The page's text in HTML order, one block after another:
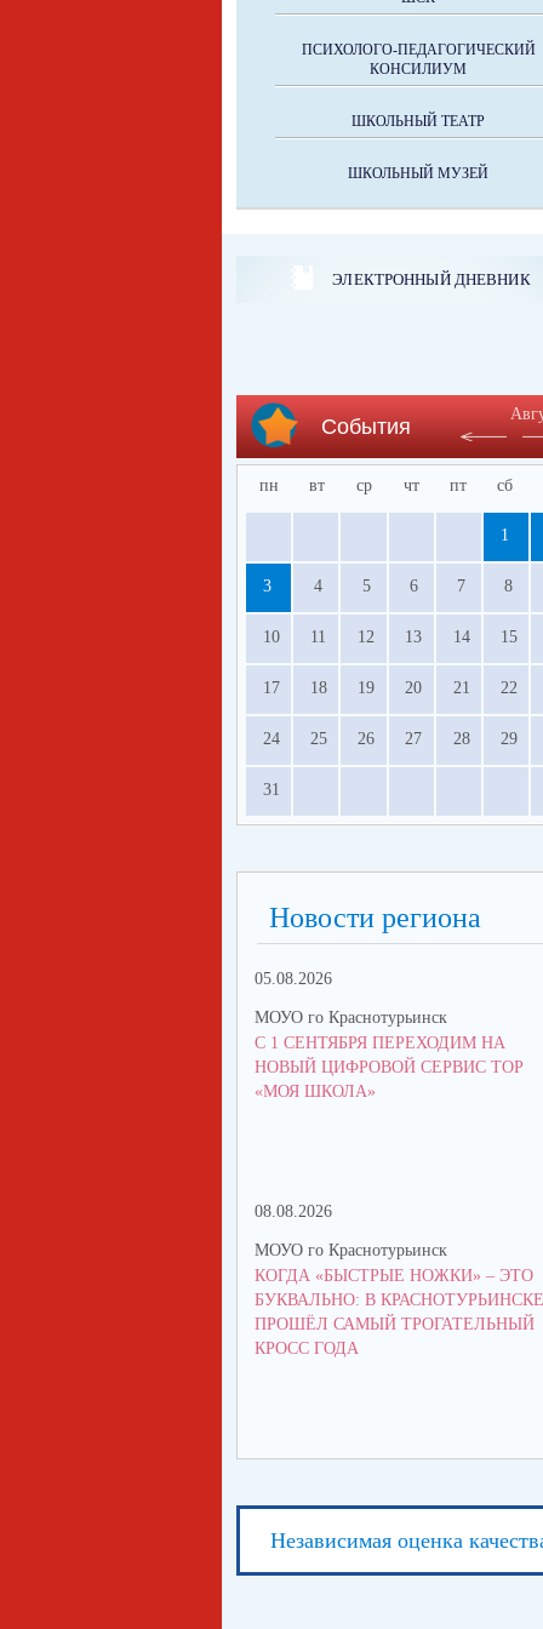
ПСИХОЛОГО-ПЕДАГОГИЧЕСКИЙ
КОНСИЛИУМ
ШКОЛЬНЫЙ ТЕАТР
ШКОЛЬНЫЙ МУЗЕЙ
ЭЛЕКТРОННЫЙ ДНЕВНИК
События
пн вт ср чт пт сб
1
3 4 5 6 7 8
10 11 12 13 14 15
17 18 19 20 21 22
24 25 26 27 28 29
31
Новости региона
05.08.2026
МОУО го Краснотурьинск
С 1 СЕНТЯБРЯ ПЕРЕХОДИМ НА
НОВЫЙ ЦИФРОВОЙ СЕРВИС ТОР
«МОЯ ШКОЛА»
08.08.2026
МОУО го Краснотурьинск
КОГДА «БЫСТРЫЕ НОЖКИ» – ЭТО
БУКВАЛЬНО: В КРАСНОТУРЬИНСКЕ
ПРОШЁЛ САМЫЙ ТРОГАТЕЛЬНЫЙ
КРОСС ГОДА
Независимая оценка